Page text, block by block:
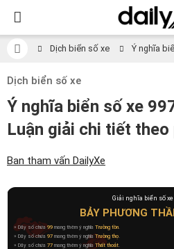
Dịch biển số xe Ý nghĩa
Dịch biển số xe
Ý nghĩa biển số xe
Luận giải chi tiết theo
Ban tham vấn DailyXe
Giải nghĩa biển số xe
BẢY PHƯƠNG
» Dãy số chứa99 mang thêm ý nghĩa Trường tồn.
» Dãy số chứa 97 mang thêm ý nghĩaTrường thọ.
» Dãy số chứa 77 mang thêm ý nghĩaThất thoát.